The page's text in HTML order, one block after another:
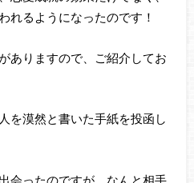
れるようになったのです！
ありますので、ご紹介してお
を漠然と書いた手紙を投函し
会ったのですが、なんと相手